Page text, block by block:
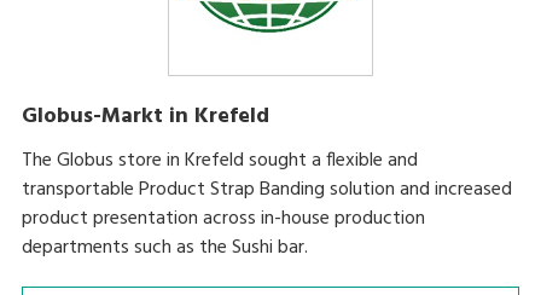
Globus-Markt in Krefeld
The Globus store in Krefeld sought a flexible and
transportable Product Strap Banding solution and increased
product presentation across in-house production
departments such as the Sushi bar.